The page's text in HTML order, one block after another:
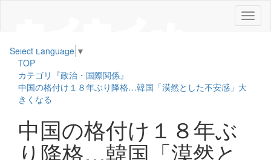
メ
ニ
Select Language ▼
TOP
カテゴリ『政治・国際関係』
中国の格付け１８年ぶり降格…韓国「漠然とした不安感」大
きくなる
中国の格付け１８年ぶ
り降格…韓国「漠然と